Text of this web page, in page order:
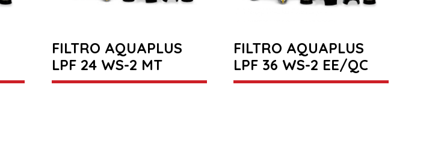
FILTRO AQUAPLUS
LPF 24 WS-2 MT
FILTRO AQUAPLUS
LPF 36 WS-2 EE/QC